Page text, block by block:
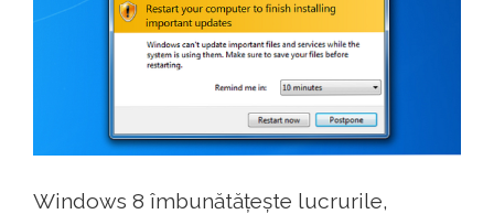
Windows 8 îmbunătățește lucrurile,